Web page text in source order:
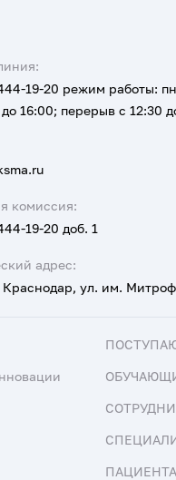
адрес:
Краснодар, ул. им.
комиссия:
19-20 доб. 1
19-20 режим работы:
16:00; перерыв с 12:30